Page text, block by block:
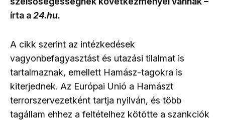
írta a24.hu.
A cikk szerint az intézkedések
vagyonbefagyasztást és utazási tilalmat is
tartalmaznak, emellett Hamász-tagokra is
kiterjednek. Az Európai Unió a Hamászt
terrorszervezetként tartja nyilván, és több
tagállam ehhez a feltételhez kötötte a szankciók